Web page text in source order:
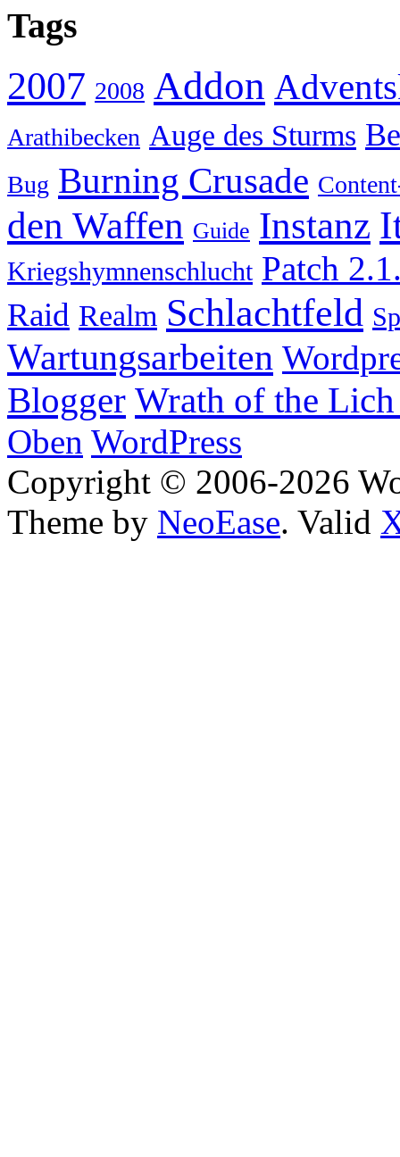
Tags
2007 2008 Addon
Arathibecken Auge des Sturms
Bug Burning Crusade
den Waffen Guide Instanz
Kriegshymnenschlucht Patch
Raid Realm Schlachtfeld
Wartungsarbeiten
Blogger Wrath of the
Oben WordPress
Copyright © 2006-2026
Theme by NeoEase. Valid